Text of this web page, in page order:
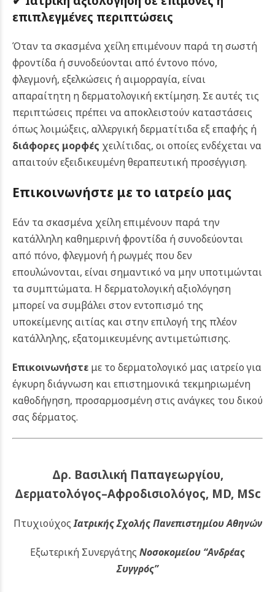
επιπλεγμένες περιπτώσεις
Όταν τα σκασμένα χείλη επιμένουν παρά τη σωστή
φροντίδα ή συνοδεύονται από έντονο πόνο,
φλεγμονή, εξελκώσεις ή αιμορραγία, είναι
απαραίτητη η δερματολογική εκτίμηση. Σε αυτές τις
περιπτώσεις πρέπει να αποκλειστούν καταστάσεις
όπως λοιμώξεις, αλλεργική δερματίτιδα εξ επαφής ή
διάφορες μορφές χειλίτιδας, οι οποίες ενδέχεται να
απαιτούν εξειδικευμένη θεραπευτική προσέγγιση.
Επικοινωνήστε με το ιατρείο μας
Εάν τα σκασμένα χείλη επιμένουν παρά την
κατάλληλη καθημερινή φροντίδα ή συνοδεύονται
από πόνο, φλεγμονή ή ρωγμές που δεν
επουλώνονται, είναι σημαντικό να μην υποτιμώνται
τα συμπτώματα. Η δερματολογική αξιολόγηση
μπορεί να συμβάλει στον εντοπισμό της
υποκείμενης αιτίας και στην επιλογή της πλέον
κατάλληλης, εξατομικευμένης αντιμετώπισης.
Επικοινωνήστε με το δερματολογικό μας ιατρείο για
έγκυρη διάγνωση και επιστημονικά τεκμηριωμένη
καθοδήγηση, προσαρμοσμένη στις ανάγκες του δικού
σας δέρματος.
Δρ. Βασιλική Παπαγεωργίου,
Δερματολόγος–Αφροδισιολόγος, MD, MSc
ΠτυχιούχοςΙατρικής Σχολής Πανεπιστημίου Αθηνών
Εξωτερική Συνεργάτης Νοσοκομείου “Ανδρέας
Συγγρός”